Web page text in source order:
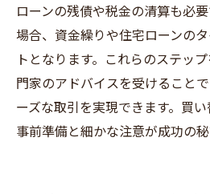
ローンの残債や税金の清算も必
場合、資金繰りや住宅ローンの
トとなります。これらのステッ
門家のアドバイスを受けること
ーズな取引を実現できます。買
事前準備と細かな注意が成功の秘